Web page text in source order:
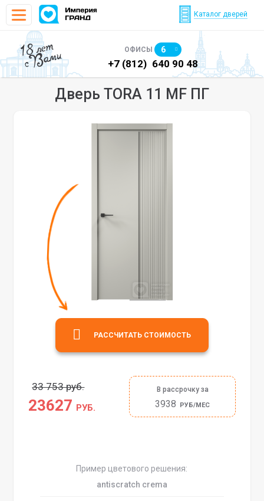
Каталог дверей
18 лет
с Вами ОФИСЫ 6
640 90 48 +7 (812) 640 90 48
Дверь TORA 11 MF ПГ
33 753 руб.
23627 РУБ.
В рассрочку за
3938 РУБ/МЕС
РАССЧИТАТЬ СТОИМОСТЬ
Пример цветового решения:
antiscratch crema